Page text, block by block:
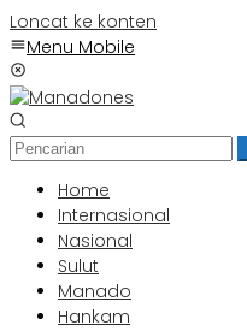
Loncat ke konten
Menu Mobile
Home
Internasional
Nasional
Sulut
Manado
Hankam